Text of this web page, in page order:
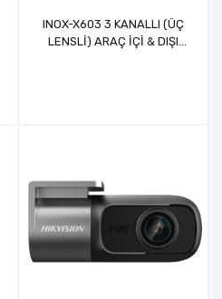
INOX-X603 3 KANALLI (ÜÇ
LENSLİ) ARAÇ İÇİ & DIŞI